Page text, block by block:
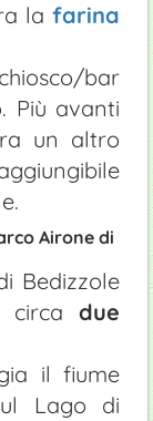
la farina
bar
Più avanti
un altro
Airone di
Bedizzole
circa due
il fiume
Lago di